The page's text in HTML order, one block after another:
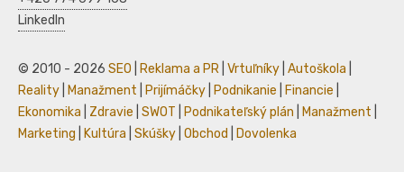
LinkedIn
© 2010 - 2026 SEO Reklama a PR Vrtuľníky Autoškola
Reality
Manažment Prijímáčky Podnikanie Financie
Ekonomika
Zdravie SWOT Podnikateľský plán Manažment
Marketing
Kultúra Skúšky Obchod Dovolenka